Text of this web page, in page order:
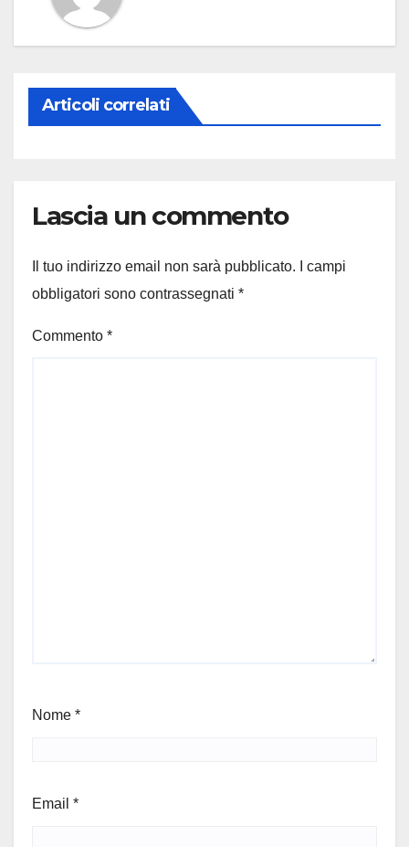
Articoli correlati
Lascia un commento
Il tuo indirizzo email non sarà pubblicato.
I campi
obbligatori sono contrassegnati *
Commento *
Nome *
Email *